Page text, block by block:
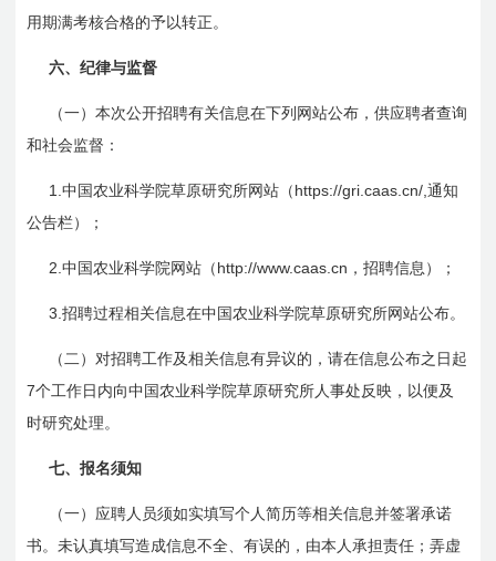
用期满考核合格的予以转正。
六、纪律与监督
（一）本次公开招聘有关信息在下列网站公布，供应聘者查询
和社会监督：
1.中国农业科学院草原研究所网站（ https://gri.caas.cn/,通知
公告栏）；
2.中国农业科学院网站（ http://www.caas.cn ，招聘信息）；
3.招聘过程相关信息在中国农业科学院草原研究所网站公布。
（二）对招聘工作及相关信息有异议的，请在信息公布之日起
7个工作日内向中国农业科学院草原研究所人事处反映，以便及
时研究处理。
七、报名须知
（一）应聘人员须如实填写个人简历等相关信息并签署承诺
书。未认真填写造成信息不全、有误的，由本人承担责任；弄虚